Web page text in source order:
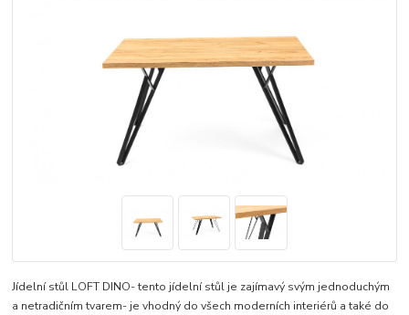
Jídelní stůl LOFT DINO- tento jídelní stůl je zajímavý svým jednoduchým
a netradičním tvarem- je vhodný do všech moderních interiérů a také do